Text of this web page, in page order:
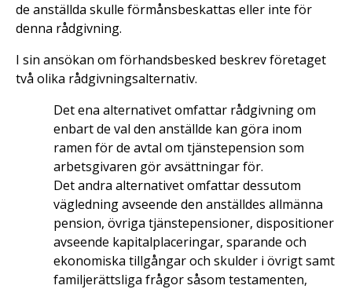
de anställda skulle förmånsbeskattas eller inte för
denna rådgivning.
I sin ansökan om förhandsbesked beskrev företaget
två olika rådgivningsalternativ.
Det ena alternativet omfattar rådgivning om
enbart de val den anställde kan göra inom
ramen för de avtal om tjänstepension som
arbetsgivaren gör avsättningar för.
Det andra alternativet omfattar dessutom
vägledning avseende den anställdes allmänna
pension, övriga tjänstepensioner, dispositioner
avseende kapitalplaceringar, sparande och
ekonomiska tillgångar och skulder i övrigt samt
familjerättsliga frågor såsom testamenten,